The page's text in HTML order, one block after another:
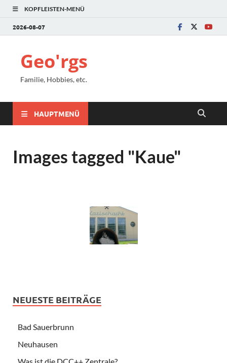
KOPFLEISTEN-MENÜ
2026-08-07
Geo'rgs
Familie, Hobbies, etc.
HAUPTMENÜ
Images tagged "Kaue"
NEUESTE BEITRÄGE
Bad Sauerbrunn
Neuhausen